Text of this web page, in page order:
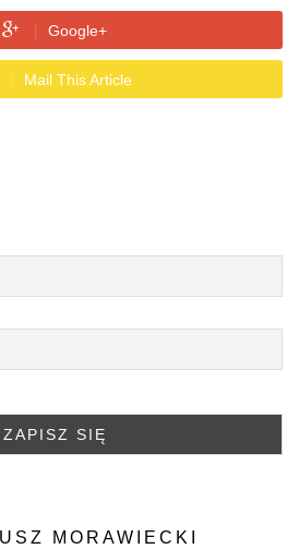
Google+
Mail This Article
MORAWIECKI